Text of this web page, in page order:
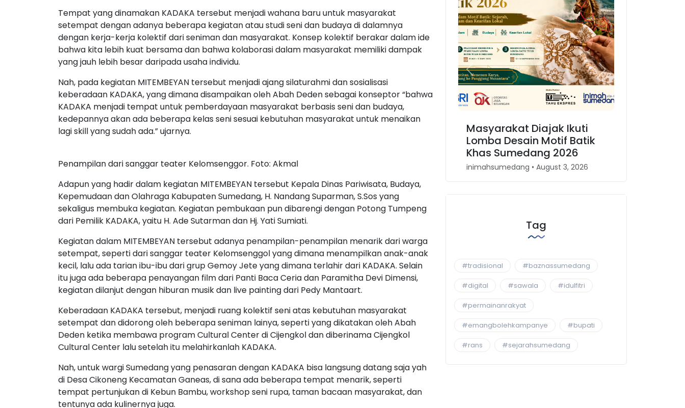
Tempat yang dinamakan KADAKA tersebut menjadi wahana baru untuk masyarakat
setempat dengan adanya beberapa kegiatan atau studi seni dan budaya di dalamnya
dengan kerja-kerja kolektif dari seniman dan masyarakat. Konsep kolektif berakar dalam ide
bahwa kita lebih kuat bersama dan bahwa kolaborasi dalam masyarakat memiliki dampak
yang jauh lebih besar daripada usaha individu.
Nah, pada kegiatan MITEMBEYAN tersebut menjadi ajang silaturahmi dan sosialisasi
keberadaan KADAKA, yang dimana disampaikan oleh Abah Deden sebagai konseptor “bahwa
KADAKA menjadi tempat untuk pemberdayaan masyarakat berbasis seni dan budaya,
kedepannya akan ada beberapa kelas seni sesuai kebutuhan masyarakat untuk menaikan
lagi skill yang sudah ada.” ujarnya.
Penampilan dari sanggar teater Kelomsenggor. Foto: Akmal
Adapun yang hadir dalam kegiatan MITEMBEYAN tersebut Kepala Dinas Pariwisata, Budaya,
Kepemudaan dan Olahraga Kabupaten Sumedang, H. Nandang Suparman, S.Sos yang
sekaligus membuka kegiatan. Kegiatan pembukaan pun dibarengi dengan Potong Tumpeng
dari Pemilik KADAKA, yaitu H. Ade Sutarman dan Hj. Yati Sumiati.
Kegiatan dalam MITEMBEYAN tersebut adanya penampilan-penampilan menarik dari warga
setempat, seperti dari sanggar teater Kelomsenggol yang dimana menampilkan anak-anak
kecil, lalu ada tarian ibu-ibu dari grup Gemoy Jete yang dimana terlahir dari KADAKA. Selain
itu juga ada beberapa penayangan film dari Panti Baca Ceria dan Paramitha Devi Dimensi,
kegiatan dilanjut dengan hiburan musik dan live painting dari Pedy Mantaart.
Keberadaan KADAKA tersebut, menjadi ruang kolektif seni atas kebutuhan masyarakat
setempat dan didorong oleh beberapa seniman lainya, seperti yang dikatakan oleh Abah
Deden ketika membawa program Cultural Center di Cijengkol dan diberinama Cijengkol
Cultural Center lalu setelah itu melahirkanlah KADAKA.
Nah, untuk wargi Sumedang yang penasaran dengan KADAKA bisa langsung datang saja yah
di Desa Cikoneng Kecamatan Ganeas, di sana ada beberapa tempat menarik, seperti
tempat pertunjukan di Kebun Bambu, workshop seni rupa, taman bacaan masyarakat, dan
tentunya ada kulinernya juga.
Masyarakat Diajak Ikuti
Lomba Desain Motif Batik
Khas Sumedang 2026
inimahsumedang • August 3, 2026
Previous Next
Tag
#tradisional #baznassumedang
#digital #sawala #idulfitri
#permainanrakyat
#emangbolehkampanye #bupati
#rans #sejarahsumedang